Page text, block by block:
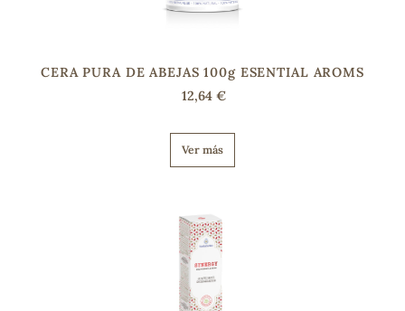
CERA PURA DE ABEJAS 100g ESENTIAL AROMS
12,64 €
Ver más